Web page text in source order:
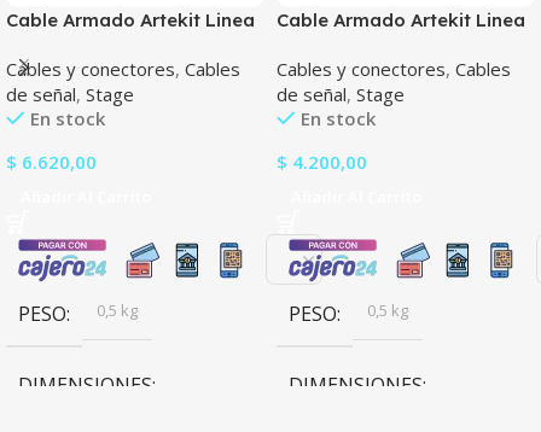
Cable Armado Artekit Linea
Cables y conectores, Cables
de señal, Stage
En stock
$ 6.620,00
PESO 0,5 kg
DIMENSIONES
Cable Armado Artekit Linea
Cables y conectores, Cables
de señal, Stage
En stock
$ 4.200,00
PESO 0,5 kg
DIMENSIONES